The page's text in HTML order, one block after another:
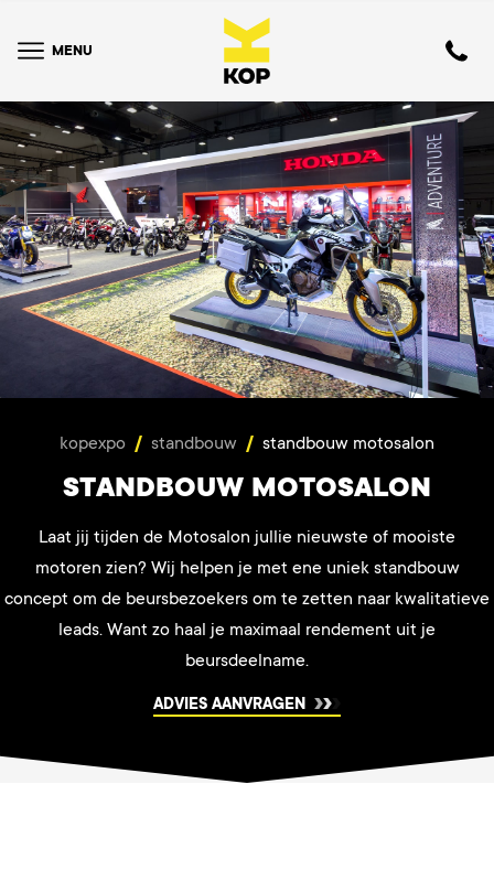
MENU
kopexpo / standbouw / standbouw motosalon
STANDBOUW MOTOSALON
Laat jij tijden de Motosalon jullie nieuwste of mooiste
motoren zien? Wij helpen je met ene uniek standbouw
concept om de beursbezoekers om te zetten naar kwalitatieve
leads. Want zo haal je maximaal rendement uit je
beursdeelname.
ADVIES AANVRAGEN